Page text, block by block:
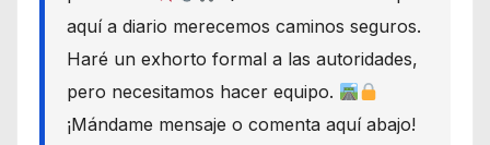
aquí a diario merecemos caminos seguros.
Haré un exhorto formal a las autoridades,
pero necesitamos hacer equipo.
¡Mándame mensaje o comenta aquí abajo!